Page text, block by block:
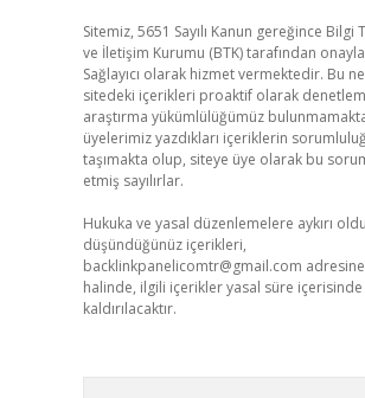
Sitemiz, 5651 Sayılı Kanun gereğince Bilgi
ve İletişim Kurumu (BTK) tarafından
Sağlayıcı olarak hizmet vermektedir. Bu
sitedeki içerikleri proaktif olarak
araştırma yükümlülüğümüz
üyelerimiz yazdıkları içeriklerin
taşımakta olup, siteye üye olarak bu
etmiş sayılırlar.
Hukuka ve yasal düzenlemelere aykırı
düşündüğünüz içerikleri,
backlinkpanelicomtr@gmail.com
halinde, ilgili içerikler yasal süre
kaldırılacaktır.